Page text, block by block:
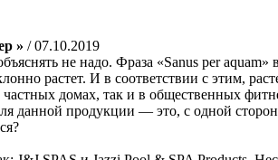
» / 07.10.2019
не надо. Фраза «Sanus per aquam»
растет. И в соответствии с этим,
домах, так и в общественных
данной продукции — это, с одной